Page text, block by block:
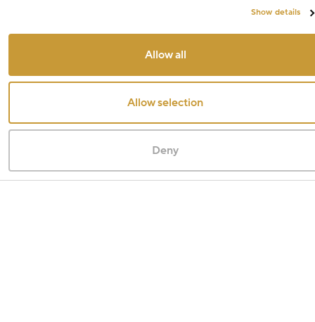
Show details
Allow all
Allow selection
Deny